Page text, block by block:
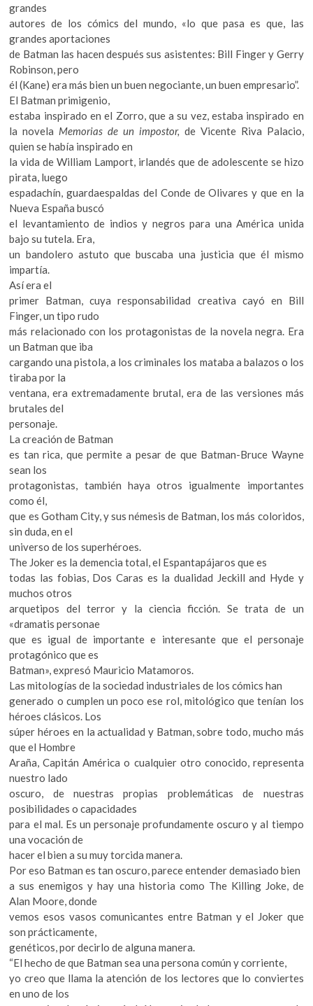
grandes
autores de los cómics del mundo, «lo que pasa es que, las
grandes aportaciones
de Batman las hacen después sus asistentes: Bill Finger y Gerry
Robinson, pero
él (Kane) era más bien un buen negociante, un buen empresario”.
El Batman primigenio,
estaba inspirado en el Zorro, que a su vez, estaba inspirado en
la novela Memorias de un impostor, de Vicente Riva Palacio,
quien se había inspirado en
la vida de William Lamport, irlandés que de adolescente se hizo
pirata, luego
espadachín, guardaespaldas del Conde de Olivares y que en la
Nueva España buscó
el levantamiento de indios y negros para una América unida
bajo su tutela. Era,
un bandolero astuto que buscaba una justicia que él mismo
impartía.
Así era el
primer Batman, cuya responsabilidad creativa cayó en Bill
Finger, un tipo rudo
más relacionado con los protagonistas de la novela negra. Era
un Batman que iba
cargando una pistola, a los criminales los mataba a balazos o los
tiraba por la
ventana, era extremadamente brutal, era de las versiones más
brutales del
personaje.
La creación de Batman
es tan rica, que permite a pesar de que Batman-Bruce Wayne
sean los
protagonistas, también haya otros igualmente importantes
como él,
que es Gotham City, y sus némesis de Batman, los más coloridos,
sin duda, en el
universo de los superhéroes.
The Joker es la demencia total, el Espantapájaros que es
todas las fobias, Dos Caras es la dualidad Jeckill and Hyde y
muchos otros
arquetipos del terror y la ciencia ficción. Se trata de un
«dramatis personae
que es igual de importante e interesante que el personaje
protagónico que es
Batman», expresó Mauricio Matamoros.
Las mitologías de la sociedad industriales de los cómics han
generado o cumplen un poco ese rol, mitológico que tenían los
héroes clásicos. Los
súper héroes en la actualidad y Batman, sobre todo, mucho más
que el Hombre
Araña, Capitán América o cualquier otro conocido, representa
nuestro lado
oscuro, de nuestras propias problemáticas de nuestras
posibilidades o capacidades
para el mal. Es un personaje profundamente oscuro y al tiempo
una vocación de
hacer el bien a su muy torcida manera.
Por eso Batman es tan oscuro, parece entender demasiado bien
a sus enemigos y hay una historia como The Killing Joke, de
Alan Moore, donde
vemos esos vasos comunicantes entre Batman y el Joker que
son prácticamente,
genéticos, por decirlo de alguna manera.
“El hecho de que Batman sea una persona común y corriente,
yo creo que llama la atención de los lectores que lo conviertes
en uno de los